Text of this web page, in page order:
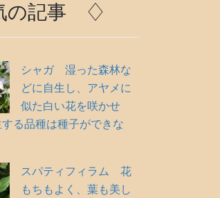
記事 ♢
シャガ 湿った森林な
どに自生し、アヤメに
似た白い花を咲かせ
する品種は種子ができな
スパティフィラム 花
もちもよく、葉も美し